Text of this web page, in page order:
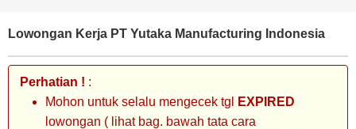
Lowongan Kerja PT Yutaka Manufacturing Indonesia
Perhatian ! :
Mohon untuk selalu mengecek tgl
EXPIRED
lowongan ( lihat bag. bawah tata cara